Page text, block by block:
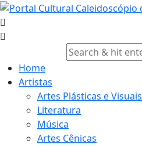
Skip
to
content
Home
Artistas
Artes Plásticas e Visuais
Literatura
Música
Artes Cênicas